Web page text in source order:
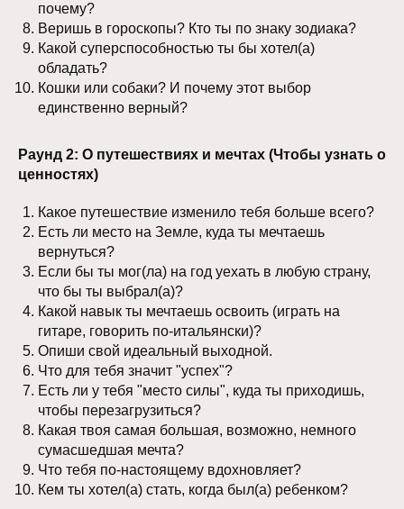
почему?
Веришь в гороскопы? Кто ты по знаку зодиака?
Какой суперспособностью ты бы хотел(а)
обладать?
Кошки или собаки? И почему этот выбор
единственно верный?
Раунд 2: О путешествиях и мечтах (Чтобы узнать о
ценностях)
Какое путешествие изменило тебя больше всего?
Есть ли место на Земле, куда ты мечтаешь
вернуться?
Если бы ты мог(ла) на год уехать в любую страну,
что бы ты выбрал(а)?
Какой навык ты мечтаешь освоить (играть на
гитаре, говорить по-итальянски)?
Опиши свой идеальный выходной.
Что для тебя значит "успех"?
Есть ли у тебя "место силы", куда ты приходишь,
чтобы перезагрузиться?
Какая твоя самая большая, возможно, немного
сумасшедшая мечта?
Что тебя по-настоящему вдохновляет?
Кем ты хотел(а) стать, когда был(а) ребенком?